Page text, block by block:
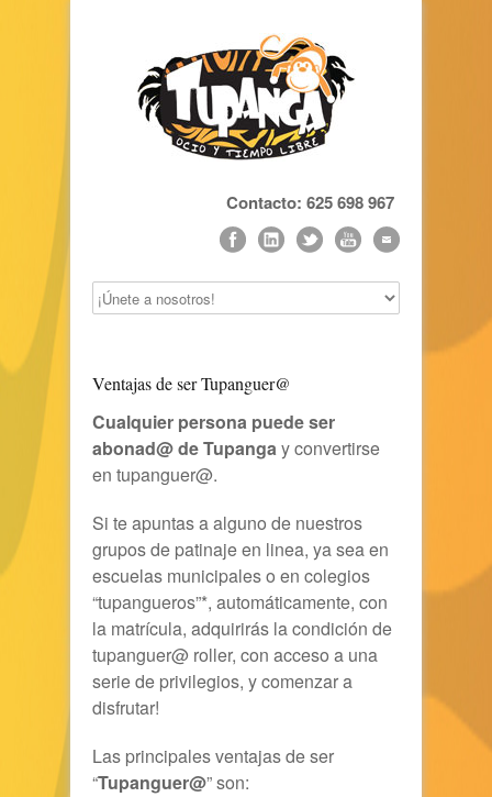
Contacto: 625 698 967
Ventajas de ser Tupanguer@
Cualquier persona puede ser
abonad@ de Tupangay convertirse
en tupanguer@.
Si te apuntas a alguno de nuestros
grupos de patinaje en linea, ya sea en
escuelas municipales o en colegios
“tupangueros”*, automáticamente, con
la matrícula, adquirirás la condición de
tupanguer@ roller, con acceso a una
serie de privilegios, y comenzar a
disfrutar!
Las principales ventajas de ser
“Tupanguer@” son: